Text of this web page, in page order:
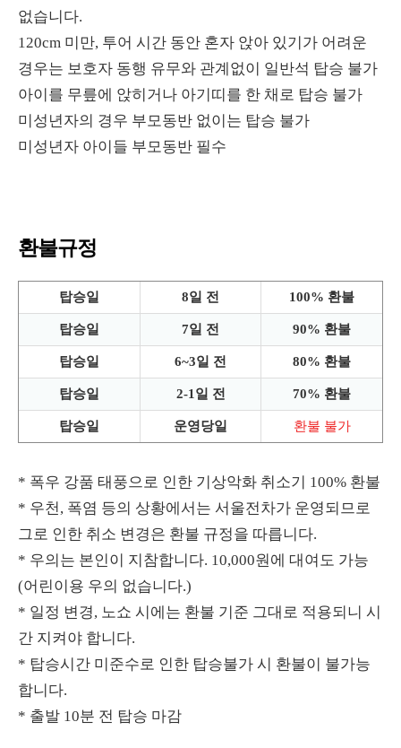
없습니다.
120cm 미만, 투어 시간 동안 혼자 앉아 있기가 어려운
경우는 보호자 동행 유무와 관계없이 일반석 탑승 불가
아이를 무릎에 앉히거나 아기띠를 한 채로 탑승 불가
미성년자의 경우 부모동반 없이는 탑승 불가
미성년자 아이들 부모동반 필수
환불규정
탑승일 8일 전 100% 환불
탑승일 7일 전 90% 환불
탑승일 6~3일 전 80% 환불
탑승일 2-1일 전 70% 환불
탑승일 운영당일 환불 불가
* 폭우 강품 태풍으로 인한 기상악화 취소기 100% 환불
* 우천, 폭염 등의 상황에서는 서울전차가 운영되므로
그로 인한 취소 변경은 환불 규정을 따릅니다.
* 우의는 본인이 지참합니다. 10,000원에 대여도 가능
(어린이용 우의 없습니다.)
* 일정 변경, 노쇼 시에는 환불 기준 그대로 적용되니 시
간 지켜야 합니다.
* 탑승시간 미준수로 인한 탑승불가 시 환불이 불가능
합니다.
* 출발 10분 전 탑승 마감